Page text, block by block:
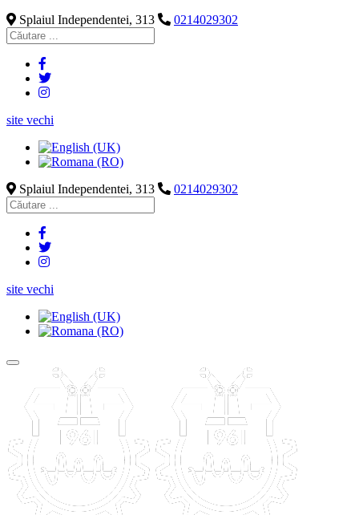
Splaiul Independentei, 313
0214029302
site vechi
Splaiul Independentei, 313 0214029302
site vechi